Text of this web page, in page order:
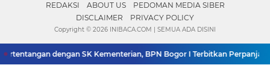
REDAKSI ABOUT US
PEDOMAN MEDIA SIBER
DISCLAIMER
PRIVACY POLICY
dengan SK Kementerian, BPN Bogor I Terbitkan
Copyright © 2026 INIBACA.COM | SEMUA ADA DISINI